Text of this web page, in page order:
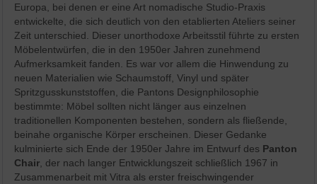
Europa, bei denen er eine Art nomadische Studio-Praxis
entwickelte, die sich deutlich von den etablierten Ateliers seiner
Zeit unterschied. Dieser unorthodoxe Arbeitsstil führte zu ersten
Möbelentwürfen, die in den 1950er Jahren zunehmend
Aufmerksamkeit fanden. Es war vor allem die Hinwendung zu
neuen Materialien wie Schaumstoff, Vinyl und später
Spritzgusskunststoffen, die Pantons Designphilosophie
bestimmte: Möbel sollten nicht länger aus einzelnen
traditionellen Komponenten bestehen, sondern als fließende,
beinahe organische Körper erscheinen. Dieser Gedanke
kulminierte sich Ende der 1950er Jahre im Entwurf des Panton
Chair , der nach langer Entwicklungszeit schließlich 1967 in
Zusammenarbeit mit Vitra als erster freischwingender